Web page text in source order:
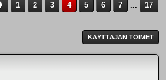
1 2 3 4 5 6 7 ... 17
KÄYTTÄJÄN TOIMET